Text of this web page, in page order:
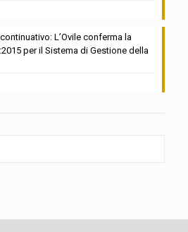
L’Ovile conferma la
per il Sistema di Gestione della